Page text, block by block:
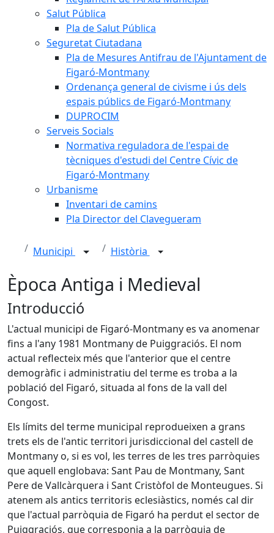
Salut Pública
Pla de Salut Pública
Seguretat Ciutadana
Pla de Mesures Antifrau de l'Ajuntament de
Figaró-Montmany
Ordenança general de civisme i ús dels
espais públics de Figaró-Montmany
DUPROCIM
Serveis Socials
Normativa reguladora de l'espai de
tècniques d'estudi del Centre Cívic de
Figaró-Montmany
Urbanisme
Inventari de camins
Pla Director del Clavegueram
Municipi Història
Època Antiga i Medieval
Introducció
L'actual municipi de Figaró-Montmany es va anomenar
fins a l'any 1981 Montmany de Puiggraciós. El nom
actual reflecteix més que l'anterior que el centre
demogràfic i administratiu del terme es troba a la
població del Figaró, situada al fons de la vall del
Congost.
Els límits del terme municipal reprodueixen a grans
trets els de l'antic territori jurisdiccional del castell de
Montmany o, si es vol, les terres de les tres parròquies
que aquell englobava: Sant Pau de Montmany, Sant
Pere de Vallcàrquera i Sant Cristòfol de Monteugues. Si
atenem als antics territoris eclesiàstics, només cal dir
que l'actual parròquia de Figaró ha perdut el sector de
Puiggraciós, que corresponia a la parròquia de